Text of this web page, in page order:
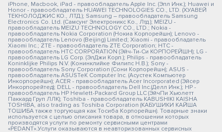
iPhone, Macbook, iPad - правообладатель Apple Inc. (Эпл Инк.); Huawei и
Honor - правообладатель HUAWEI TECHNOLOGIES CO., LTD. (ХУАВЕЙ
ТЕКНОЛОДЖИС КО., ЛТД.); Samsung – правообладатель Samsung
Electronics Co. Ltd. (Самсунг Электроникс Ко., Лтд.); MEIZU -
правообладатель MEIZU TECHNOLOGY CO., LTD.; Nokia -
правообладатель Nokia Corporation (Нокиа Корпорейшн); Lenovo -
правообладатель Lenovo (Beijing) Limited; Xiaomi - правообладатель
Xiaomi Inc.; ZTE - правообладатель ZTE Corporation; HTC -
правообладатель HTC CORPORATION (Эйч-Ти-Си КОРПОРЕЙШН); LG -
правообладатель LG Corp. (ЭлДжи Корп.); Philips - правообладатель
Koninklijke Philips N.V. (Конинклийке Филипс Н.В.); Sony -
правообладатель Sony Corporation (Сони Корпорейшн); ASUS -
правообладатель ASUSTeK Computer Inc. (Асустек Компьютер
Инкорпорейшн); ACER - правообладатель Acer Incorporated (Эйсер
Инкорпорейтед); DELL - правообладатель Dell Inc.(Делл Инк.); HP -
правообладатель HP Hewlett-Packard Group LLC (ЭйчПи Хьюлетт
Паккард Груп ЛЛК); Toshiba - правообладатель KABUSHIKI KAISHA
TOSHIBA, also trading as Toshiba Corporation (КАБУШИКИ КАЙША
ТОШИБА также торгующая как Тосиба Корпорейшн). Товарные знаки
используется с целью описания товара, в отношении которых
производятся услуги по ремонту сервисными центрами
«PEDANT».Услуги оказываются в неавторизованных сервисных